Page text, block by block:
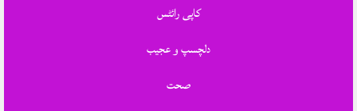
کاپی رائٹس
دلچسپ و عجیب
صحت